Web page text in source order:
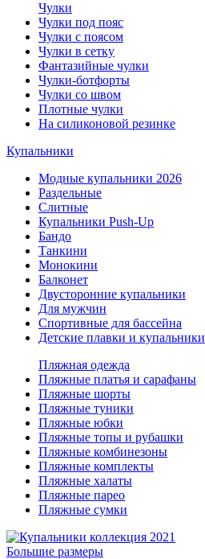
Чулки
Чулки под пояс
Чулки с поясом
Чулки в сетку
Фантазийные чулки
Чулки-ботфорты
Чулки со швом
Плотные чулки
На силиконовой резинке
Купальники
Модные купальники 2026
Раздельные
Слитные
Купальники Push-Up
Бандо
Танкини
Монокини
Балконет
Двусторонние купальники
Для мужчин
Спортивные для бассейна
Детские плавки и купальники
Пляжная одежда
Пляжные платья и сарафаны
Пляжные шорты
Пляжные туники
Пляжные юбки
Пляжные топы и рубашки
Пляжные комбинезоны
Пляжные комплекты
Пляжные халаты
Пляжные парео
Пляжные сумки
Большие размеры